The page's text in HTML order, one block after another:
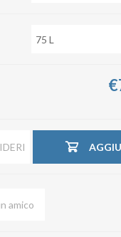
Serrande
Serranda a
Serranda a